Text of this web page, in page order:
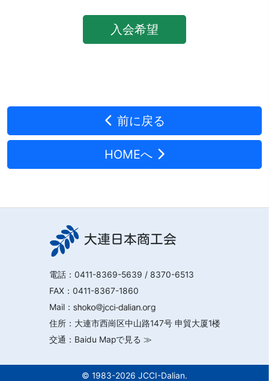
入会希望
前に戻る
HOMEへ
大連日本商工会
電話： 0411-8369-5639 / 8370-6513
FAX：0411-8367-1860
Mail：
住所：大連市西崗区中山路147号 申貿大厦1楼
交通： Baidu Mapで見る ≫
© 1983-2026 JCCI-Dalian.